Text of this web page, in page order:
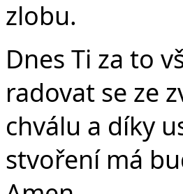
zlobu.
Dnes Ti za to
radovat se ze
chválu a díky
stvoření má